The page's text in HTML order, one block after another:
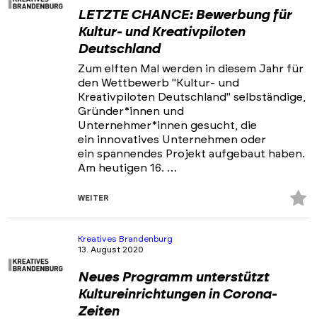
LETZTE CHANCE: Bewerbung für
Kultur- und Kreativpiloten
Deutschland
Zum elften Mal werden in diesem Jahr für
den Wettbewerb "Kultur- und
Kreativpiloten Deutschland" selbständige,
Gründer*innen und
Unternehmer*innen gesucht, die
ein innovatives Unternehmen oder
ein spannendes Projekt aufgebaut haben.
Am heutigen 16. …
WEITER
Kreatives Brandenburg
13. August 2020
Neues Programm unterstützt
Kultureinrichtungen in Corona-
Zeiten